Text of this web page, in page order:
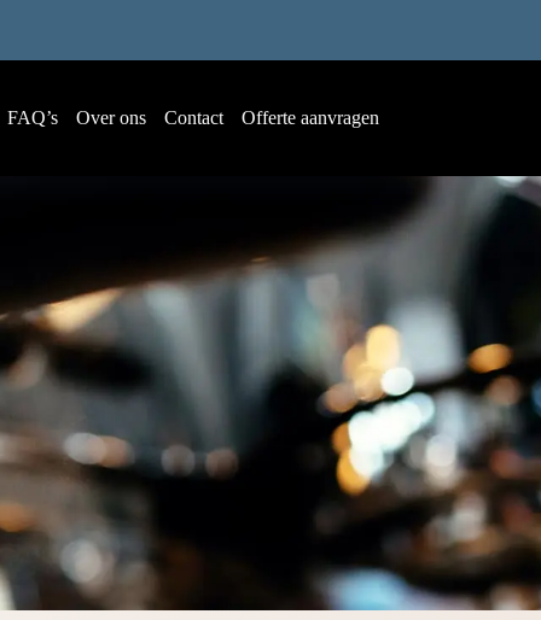
FAQ’s Over ons Contact Offerte aanvragen